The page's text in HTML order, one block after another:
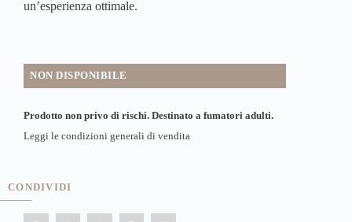
un’esperienza ottimale.
NON DISPONIBILE
Prodotto non privo di rischi. Destinato a fumatori adulti.
Leggi le condizioni generali di vendita
CONDIVIDI